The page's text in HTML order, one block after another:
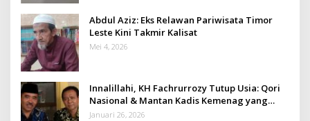
Abdul Aziz: Eks Relawan Pariwisata Timor
Leste Kini Takmir Kalisat
Mei 4, 2026
Innalillahi, KH Fachrurrozy Tutup Usia: Qori
Nasional & Mantan Kadis Kemenag yang
Penuh Teladan
Januari 26, 2026